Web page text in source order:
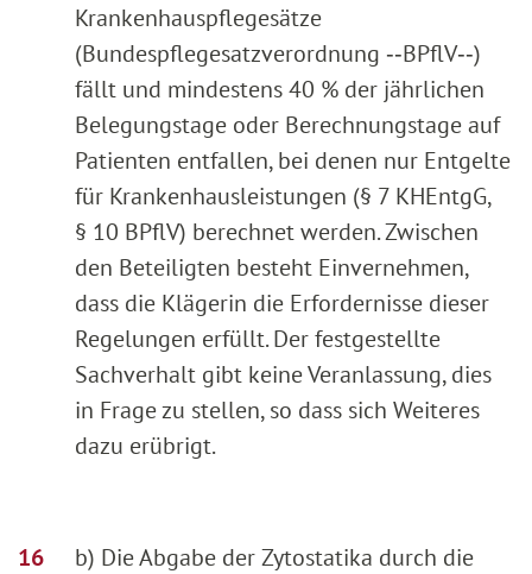
Krankenhauspflegesätze
(Bundespflegesatzverordnung ‑‑BPflV‑‑)
fällt und mindestens 40 % der jährlichen
Belegungstage oder Berechnungstage auf
Patienten entfallen, bei denen nur Entgelte
für Krankenhausleistungen (§ 7 KHEntgG,
§ 10 BPflV) berechnet werden. Zwischen
den Beteiligten besteht Einvernehmen,
dass die Klägerin die Erfordernisse dieser
Regelungen erfüllt. Der festgestellte
Sachverhalt gibt keine Veranlassung, dies
in Frage zu stellen, so dass sich Weiteres
dazu erübrigt.
b) Die Abgabe der Zytostatika durch die